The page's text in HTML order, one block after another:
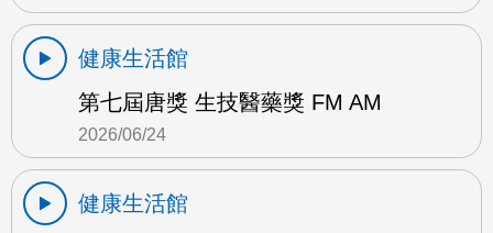
健康生活館
第七屆唐獎 生技醫藥獎 FM AM
2026/06/24
健康生活館